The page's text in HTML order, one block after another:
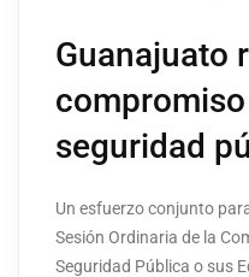
Guanajuato
seguridad
Un esfuerzo conjunto
Sesión Ordinaria de la
Seguridad Pública o sus